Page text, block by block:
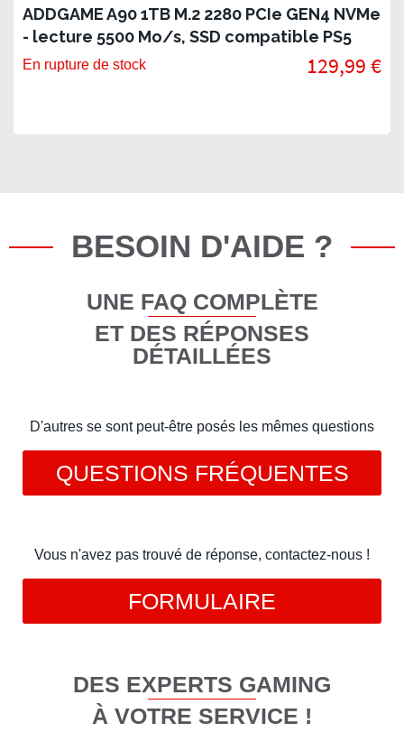
ADDGAME A90 1TB M.2 2280 PCIe GEN4 NVMe
- lecture 5500 Mo/s, SSD compatible PS5
En rupture de stock 129,99 €
BESOIN D'AIDE ?
UNE FAQ COMPLÈTE
ET DES RÉPONSES
DÉTAILLÉES
D'autres se sont peut-être posés les mêmes questions
QUESTIONS FRÉQUENTES
Vous n'avez pas trouvé de réponse, contactez-nous !
FORMULAIRE
DES EXPERTS GAMING
À VOTRE SERVICE !